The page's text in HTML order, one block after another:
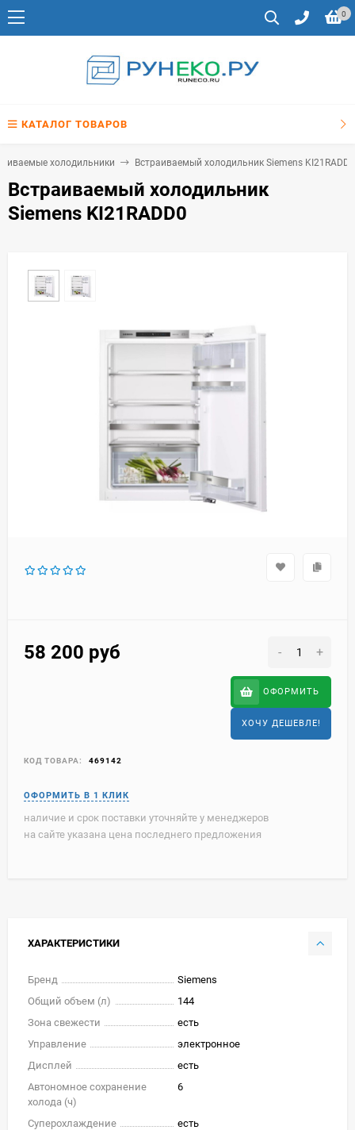
0
КАТАЛОГ ТОВАРОВ
холодильники Встраиваемый холодильник Siemens KI21RADD0
Встраиваемый холодильник
Siemens KI21RADD0
58 200 руб - +
ОФОРМИТЬ
ХОЧУ ДЕШЕВЛЕ!
КОД ТОВАРА: 469142
наличие и срок поставки уточняйте у менеджеров
на сайте указана цена последнего предложения
ХАРАКТЕРИСТИКИ
Бренд
Siemens
Общий объем (л)
144
Зона свежести
есть
Управление
электронное
Дисплей
есть
Автономное сохранение
холода (ч)
6
Суперохлаждение
есть